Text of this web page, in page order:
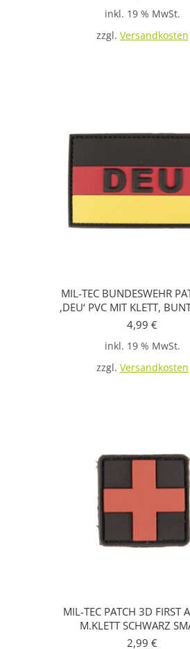
inkl. 19 % MwSt.
zzgl. Versandkosten
MIL-TEC BUNDESWEHR
‚DEU‘ PVC MIT KLETT,
4,99€
inkl. 19 % MwSt.
zzgl. Versandkosten
MIL-TEC PATCH 3D FIRST
M.KLETT SCHWARZ
2,99€